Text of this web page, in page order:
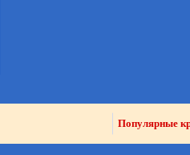
Популярные